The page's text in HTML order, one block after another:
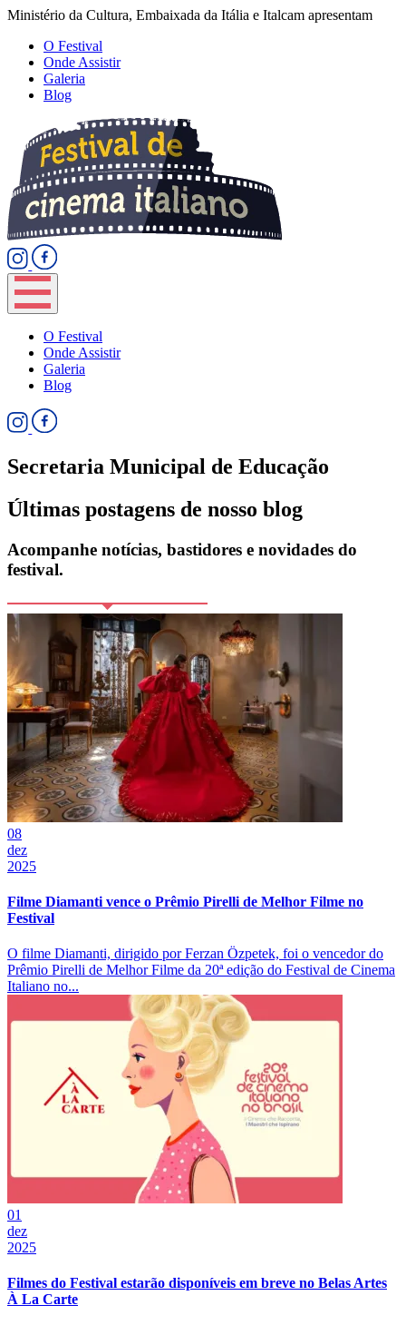
Ministério da Cultura, Embaixada da Itália e Italcam apresentam
O Festival
Onde Assistir
Galeria
Blog
O Festival
Onde Assistir
Galeria
Blog
Secretaria Municipal de Educação
Últimas postagens de nosso blog
Acompanhe notícias, bastidores e novidades do
festival.
08
dez
2025
Filme Diamanti vence o Prêmio Pirelli de Melhor Filme no
Festival
O filme Diamanti, dirigido por Ferzan Özpetek, foi o vencedor do
Prêmio Pirelli de Melhor Filme da 20ª edição do Festival de Cinema
Italiano no...
01
dez
2025
Filmes do Festival estarão disponíveis em breve no Belas Artes
À La Carte